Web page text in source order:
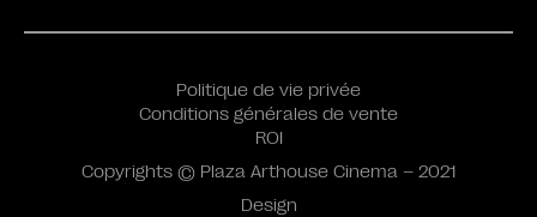
Design
Politique de vie privée
Conditions générales de vente
ROI
Copyrights © Plaza Arthouse Cinema – 2021